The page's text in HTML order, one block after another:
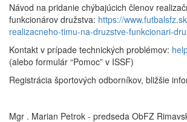
Návod na pridanie chýbajúcich členov
funkcionárov družstva: https://
realizacneho-timu-na-druzstve-funkcionari-
Kontakt v prípade technických problémov:
(alebo formulár “Pomoc” v ISSF)
Registrácia športových odborníkov, bližšie
Mgr . Marian Petrok - predseda ObFZ